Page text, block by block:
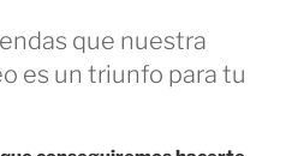
que nuestra
es un triunfo para tu